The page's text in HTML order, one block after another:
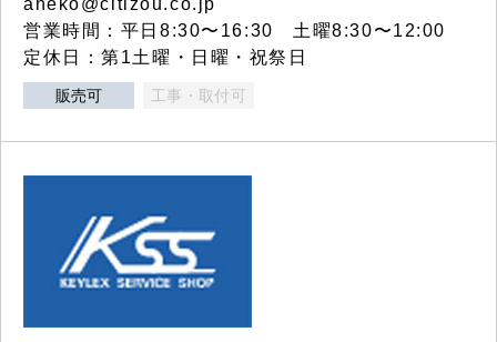
aneko@citizou.co.jp
営業時間：平日8:30〜16:30 土曜8:30〜12:00
定休日：第1土曜・日曜・祝祭日
販売可 工事・取付可